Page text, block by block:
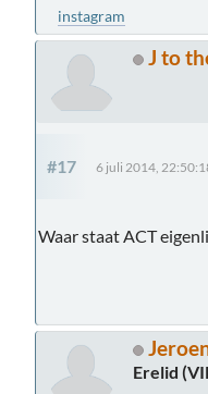
instagram
J to
#17 6 juli 2014,
Waar staat ACT
Erelid